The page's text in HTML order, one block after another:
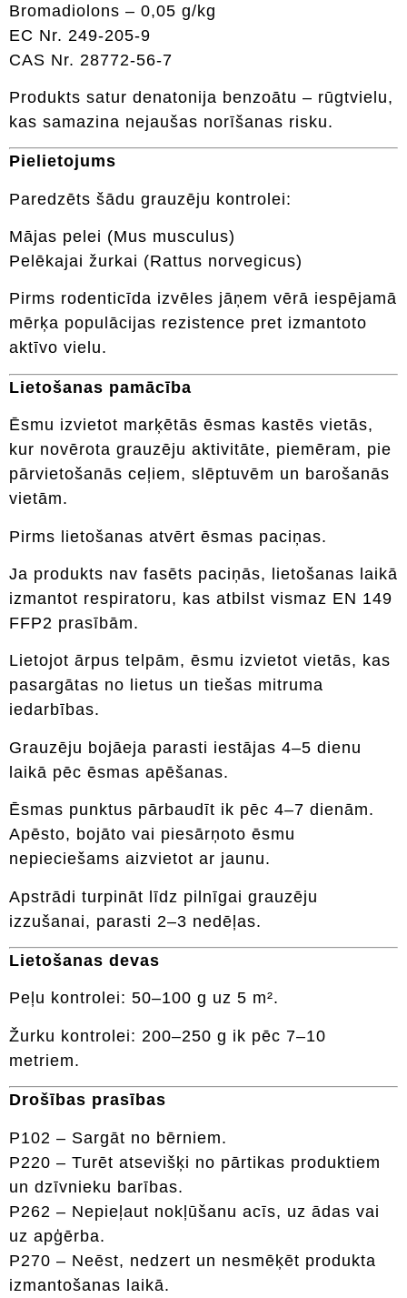
Bromadiolons – 0,05 g/kg
EC Nr. 249-205-9
CAS Nr. 28772-56-7
Produkts satur denatonija benzoātu – rūgtvielu,
kas samazina nejaušas norīšanas risku.
Pielietojums
Paredzēts šādu grauzēju kontrolei:
Mājas pelei (Mus musculus)
Pelēkajai žurkai (Rattus norvegicus)
Pirms rodenticīda izvēles jāņem vērā iespējamā
mērķa populācijas rezistence pret izmantoto
aktīvo vielu.
Lietošanas pamācība
Ēsmu izvietot marķētās ēsmas kastēs vietās,
kur novērota grauzēju aktivitāte, piemēram, pie
pārvietošanās ceļiem, slēptuvēm un barošanās
vietām.
Pirms lietošanas atvērt ēsmas paciņas.
Ja produkts nav fasēts paciņās, lietošanas laikā
izmantot respiratoru, kas atbilst vismaz EN 149
FFP2 prasībām.
Lietojot ārpus telpām, ēsmu izvietot vietās, kas
pasargātas no lietus un tiešas mitruma
iedarbības.
Grauzēju bojāeja parasti iestājas 4–5 dienu
laikā pēc ēsmas apēšanas.
Ēsmas punktus pārbaudīt ik pēc 4–7 dienām.
Apēsto, bojāto vai piesārņoto ēsmu
nepieciešams aizvietot ar jaunu.
Apstrādi turpināt līdz pilnīgai grauzēju
izzušanai, parasti 2–3 nedēļas.
Lietošanas devas
Peļu kontrolei: 50–100 g uz 5 m².
Žurku kontrolei: 200–250 g ik pēc 7–10
metriem.
Drošības prasības
P102 – Sargāt no bērniem.
P220 – Turēt atsevišķi no pārtikas produktiem
un dzīvnieku barības.
P262 – Nepieļaut nokļūšanu acīs, uz ādas vai
uz apģērba.
P270 – Neēst, nedzert un nesmēķēt produkta
izmantošanas laikā.